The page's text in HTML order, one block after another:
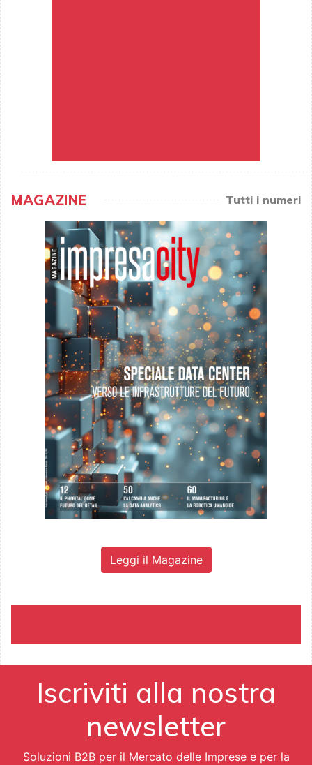
MAGAZINE Tutti i numeri
Leggi il Magazine
Iscriviti alla nostra
newsletter
Soluzioni B2B per il Mercato delle Imprese e per la